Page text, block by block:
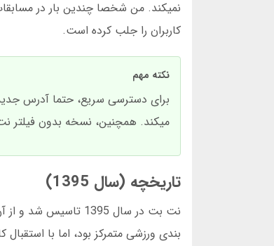
کاربران را جلب کرده است.
نکته مهم
برای دسترسی سریع، حتما آدرس
میکند. همچنین، نسخه بدون فیلتر
تاریخچه (سال 1395)